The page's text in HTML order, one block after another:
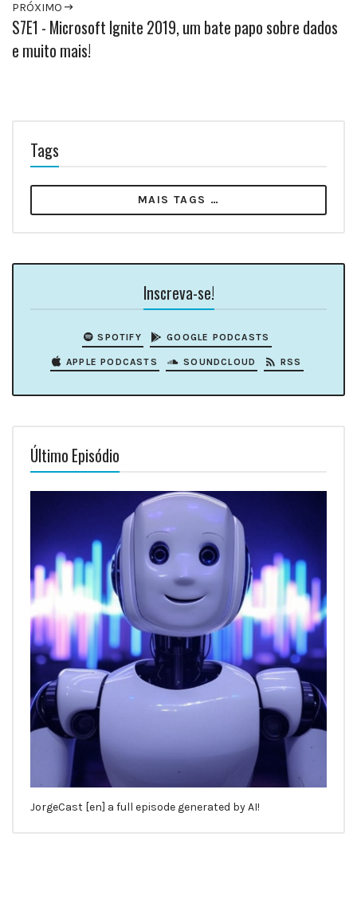
PRÓXIMO
S7E1 - Microsoft Ignite 2019, um bate papo sobre dados
e muito mais!
Tags
MAIS TAGS …
Inscreva-se!
SPOTIFY GOOGLE PODCASTS
APPLE PODCASTS SOUNDCLOUD RSS
Último Episódio
JorgeCast [en] a full episode generated by AI!